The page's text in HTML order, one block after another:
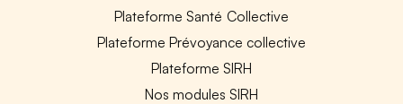
Plateforme Santé Collective
Plateforme Prévoyance collective
Plateforme SIRH
Nos modules SIRH